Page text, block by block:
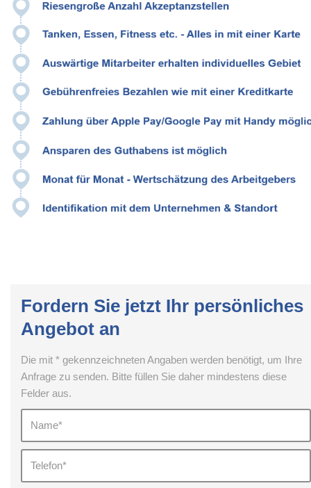
Fordern Sie jetzt Ihr persönliches
Angebot an
Die mit * gekennzeichneten Angaben werden benötigt, um Ihre
Anfrage zu senden. Bitte füllen Sie daher mindestens diese
Felder aus.